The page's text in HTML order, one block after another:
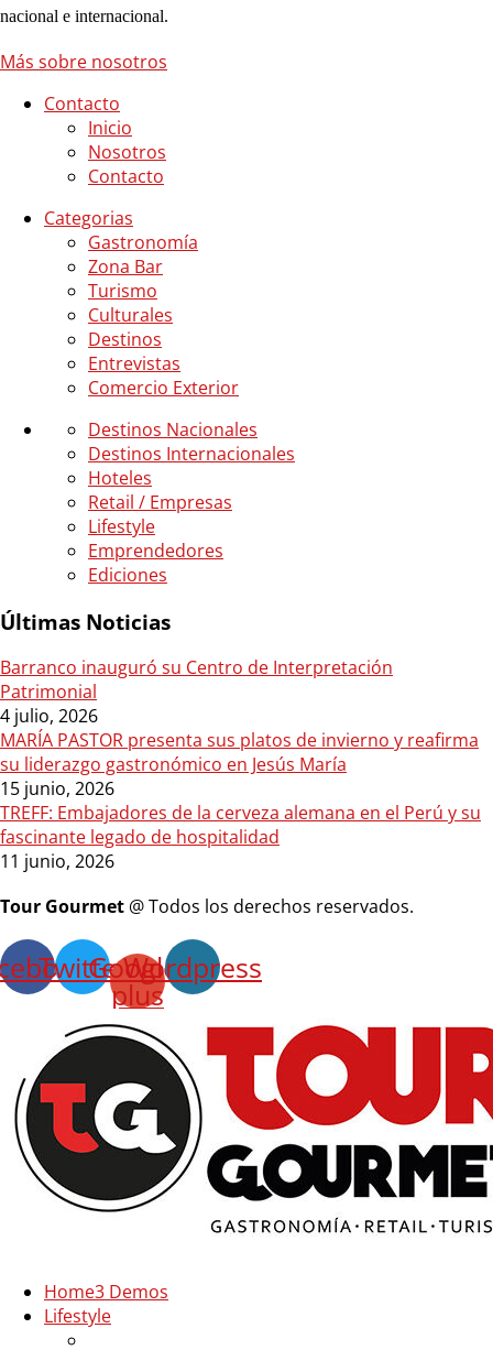
nacional e internacional.
Más sobre nosotros
Contacto
Inicio
Nosotros
Contacto
Categorias
Gastronomía
Zona Bar
Turismo
Culturales
Destinos
Entrevistas
Comercio Exterior
Destinos Nacionales
Destinos Internacionales
Hoteles
Retail / Empresas
Lifestyle
Emprendedores
Ediciones
Últimas Noticias
Barranco inauguró su Centro de Interpretación
Patrimonial
4 julio, 2026
MARÍA PASTOR presenta sus platos de invierno y reafirma
su liderazgo gastronómico en Jesús María
15 junio, 2026
TREFF: Embajadores de la cerveza alemana en el Perú y su
fascinante legado de hospitalidad
11 junio, 2026
Tour Gourmet @ Todos los derechos reservados.
TwitterGoogle-
plus
Wordpress
Home3 Demos
Lifestyle